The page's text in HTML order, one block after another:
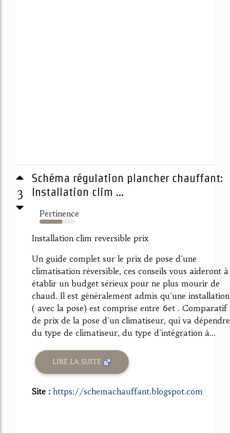
3
Schéma régulation plancher chauffant:
Installation clim ...
Pertinence
63%
Installation clim reversible prix
Un guide complet sur le prix de pose d'une
climatisation réversible, ces conseils vous aideront à
établir un budget sérieux pour ne plus mourir de
chaud. Il est généralement admis qu'une installation
( avec la pose) est comprise entre 6et . Comparatif
de prix de la pose d'un climatiseur, qui va dépendre
du type de climatiseur, du type d'intégration à...
LIRE LA SUITE
Site : https://schemachauffant.blogspot.com